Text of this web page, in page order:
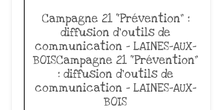
Campagne 21 “Prévention” :
diffusion d’outils de
communication – LAINES-AUX-
BOISCampagne 21 “Prévention”
: diffusion d’outils de
communication – LAINES-AUX-
BOIS